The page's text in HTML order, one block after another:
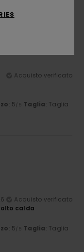
Acquisto verificato
: 5/5 Taglia: Taglia
Acquisto verificato
calda
: 5/5 Taglia: Taglia